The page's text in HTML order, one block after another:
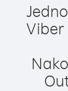
Viber